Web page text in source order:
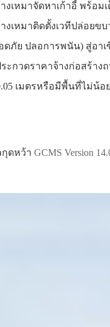
งเหมาจัดหาเก้าอี้ พร้อ
งเหมาติดตั้งเวทีปล่อย
ภัย ปลอการพนัน) สู่อาเ
ะกวดราคาจ้างก่อสร้า
เมตรหรือมีพื้นที่ไม่
กุดหว้า GCMS Version